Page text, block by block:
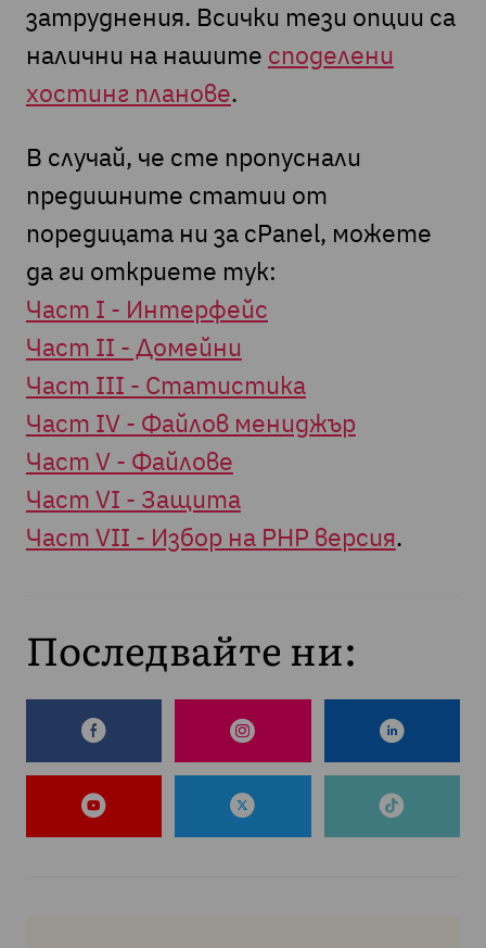
затруднения. Всички тези опции са
налични на нашите споделени
хостинг планове.
В случай, че сте пропуснали
предишните статии от
поредицата ни за cPanel, можете
да ги откриете тук:
Част I - Интерфейс
Част II - Домейни
Част III - Статистика
Част IV - Файлов мениджър
Част V - Файлове
Част VI - Защита
Част VII - Избор на PHP версия.
Последвайте ни: